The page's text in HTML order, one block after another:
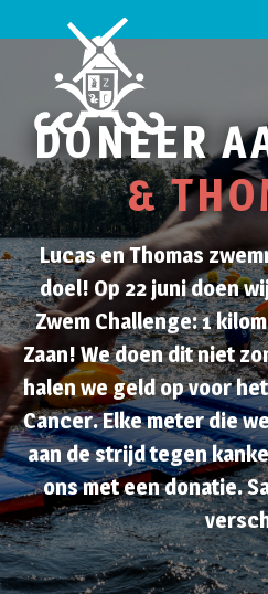
DONEER
&
Lucas en Thomas
doel! Op 22 juni doen
Zwem Challenge: 1
Zaan! We doen dit niet
halen we geld op voor
Cancer. Elke meter die
aan de strijd tegen
ons met een donatie.